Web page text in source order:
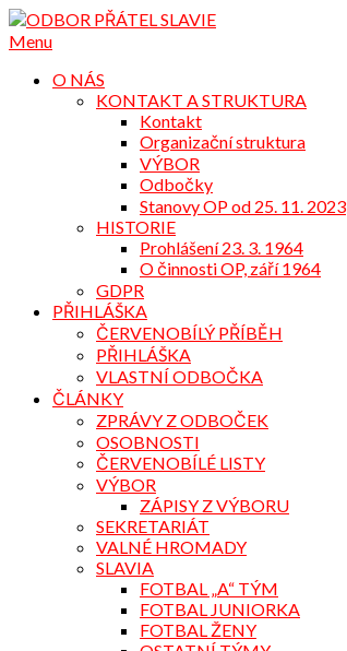
Přejdi
na
Menu
O NÁS
KONTAKT A STRUKTURA
Kontakt
Organizační struktura
VÝBOR
Odbočky
Stanovy OP od 25. 11. 2023
HISTORIE
Prohlášení 23. 3. 1964
O činnosti OP, září 1964
GDPR
PŘIHLÁŠKA
ČERVENOBÍLÝ PŘÍBĚH
PŘIHLÁŠKA
VLASTNÍ ODBOČKA
ČLÁNKY
ZPRÁVY Z ODBOČEK
OSOBNOSTI
ČERVENOBÍLÉ LISTY
VÝBOR
ZÁPISY Z VÝBORU
SEKRETARIÁT
VALNÉ HROMADY
SLAVIA
FOTBAL „A“ TÝM
FOTBAL JUNIORKA
FOTBAL ŽENY